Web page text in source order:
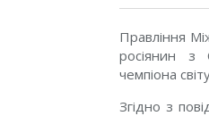
Правління
росіянин з
чемпіона
Згідно з